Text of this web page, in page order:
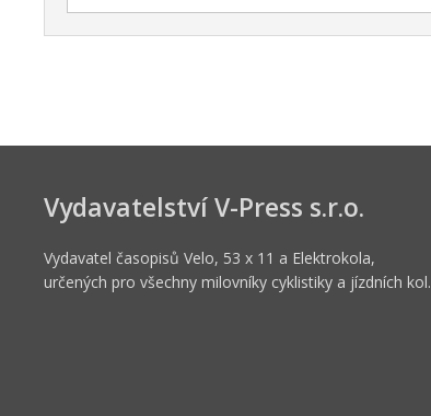
Vydavatelství V-Press s.r.o.
Vydavatel časopisů Velo, 53 x 11 a Elektrokola,
určených pro všechny milovníky cyklistiky a jízdních kol.